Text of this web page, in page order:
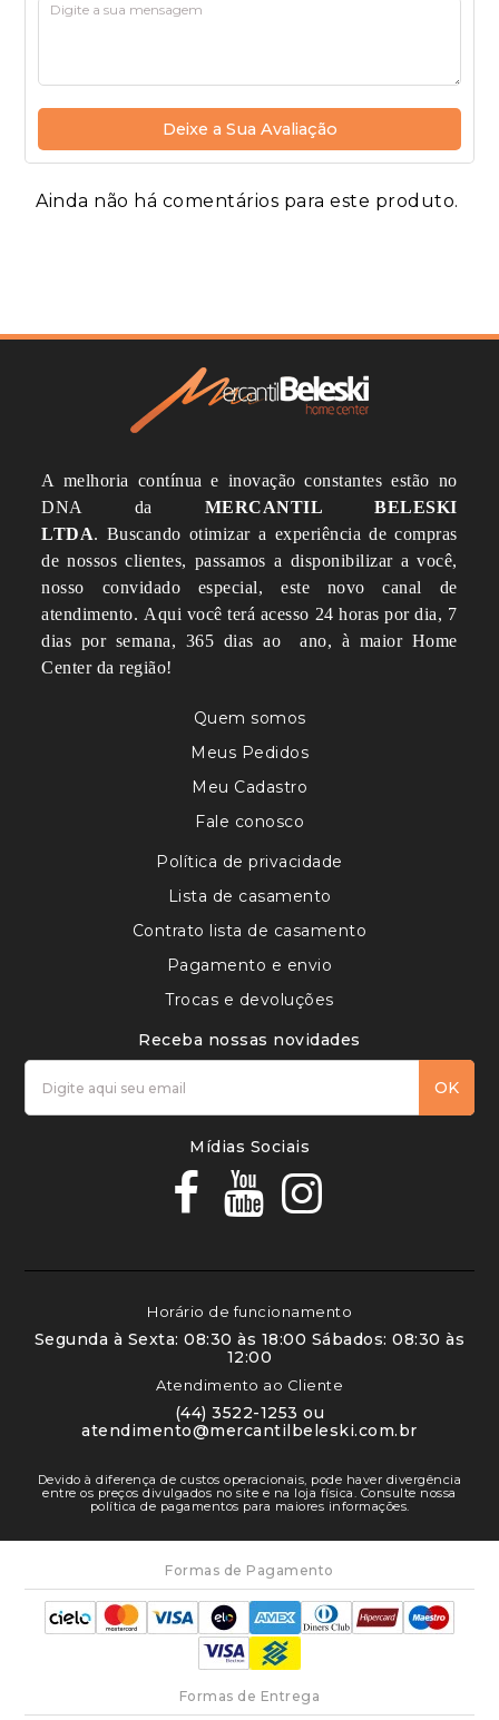
Deixe a Sua Avaliação
Ainda não há comentários para este produto.
A melhoria contínua e inovação constantes estão no
DNA da MERCANTIL BELESKI
LTDA. Buscando otimizar a experiência de compras
de nossos clientes, passamos a disponibilizar a você,
nosso convidado especial, este novo canal de
atendimento. Aqui você terá acesso 24 horas por dia, 7
dias por semana, 365 dias ao ano, à maior Home
Center da região!
Quem somos
Meus Pedidos
Meu Cadastro
Fale conosco
Política de privacidade
Lista de casamento
Contrato lista de casamento
Pagamento e envio
Trocas e devoluções
Receba nossas novidades
OK
Mídias Sociais
Horário de funcionamento
Segunda à Sexta: 08:30 às 18:00 Sábados: 08:30 às
12:00
Atendimento ao Cliente
(44) 3522-1253 ou
atendimento@mercantilbeleski.com.br
Devido à diferença de custos operacionais, pode haver divergência
entre os preços divulgados no site e na loja física. Consulte nossa
política de pagamentos para maiores informações.
Formas de Pagamento
Formas de Entrega